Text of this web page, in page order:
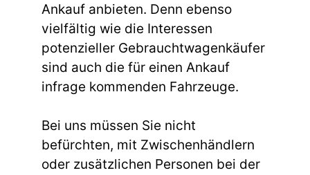
Ankauf anbieten. Denn ebenso
vielfältig wie die Interessen
potenzieller Gebrauchtwagenkäufer
sind auch die für einen Ankauf
infrage kommenden Fahrzeuge.
Bei uns müssen Sie nicht
befürchten, mit Zwischenhändlern
oder zusätzlichen Personen bei der